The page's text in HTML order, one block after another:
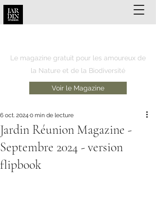
Le magazine gratuit pour les amoureux de
la Nature et de la Biodiversité
Voir le Magazine
Jardin Réunion Magazine -
Septembre 2024 - version
flipbook
6 oct. 2024 0 min de lecture